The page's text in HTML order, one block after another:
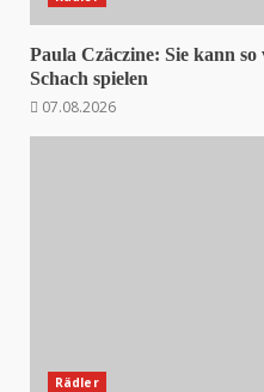
Paula Czäczine: Sie kann
Schach spielen
07.08.2026
Rädler